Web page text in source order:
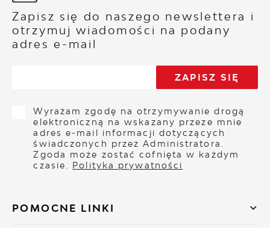
POMOCNE LINKI
Zapisz się do naszego newslettera i
otrzymuj wiadomości na podany
adres e-mail
Wyrażam zgodę na otrzymywanie drogą
elektroniczną na wskazany przeze mnie
adres e-mail informacji dotyczących
świadczonych przez Administratora.
Zgoda może zostać cofnięta w każdym
czasie. Polityka prywatności